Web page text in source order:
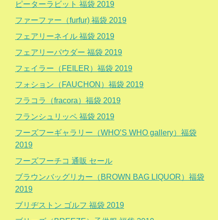
ピーターラビット 福袋 2019
ファーファー（furfur) 福袋 2019
フェアリーネイル 福袋 2019
フェアリーパウダー 福袋 2019
フェイラー（FEILER）福袋 2019
フォション（FAUCHON）福袋 2019
フラコラ（fracora）福袋 2019
フランシュリッペ 福袋 2019
フーズフーギャラリー（WHO’S WHO gallery）福袋
2019
フーズフーチコ 通販 セール
ブラウンバッグリカー（BROWN BAG LIQUOR）福袋
2019
ブリヂストン ゴルフ 福袋 2019